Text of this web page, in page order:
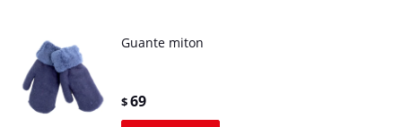
Guante miton
$69